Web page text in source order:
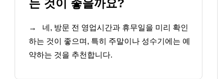
는 것이 좋을까요?
→
네, 방문 전 영업시간과 휴무일을 미리 확인
하는 것이 좋으며, 특히 주말이나 성수기에는 예
약하는 것을 추천합니다.